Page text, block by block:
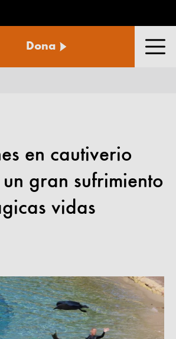
Dona
en cautiverio
gran sufrimiento
vidas